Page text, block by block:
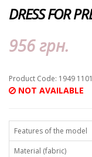
DRESS FOR
956 грн.
Product Code: 1949 1101
NOT AVAILABLE
Features of the model
Material (fabric)